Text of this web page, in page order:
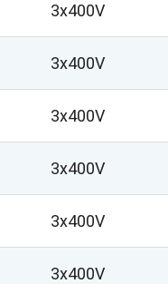
3x400V
3x400V
3x400V
3x400V
3x400V
3x400V